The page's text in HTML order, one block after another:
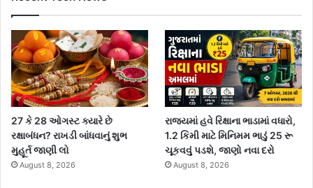
27 કે 28 ઓગસ્ટ ક્યારે છે
રક્ષાબંધન? રાખડી બાંધવાનું શુભ
મુહૂર્ત જાણી લો
August 8, 2026
રાજ્યમાં હવે રિક્ષાના ભાડામાં વધારો,
1.2 કિમી માટે મિનિમમ ભાડું 25 રૂ
ચૂકવવું પડશે, જાણો નવા દરો
August 8, 2026